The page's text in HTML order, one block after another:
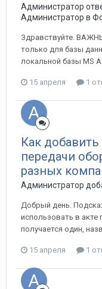
Администратор
Администратор в
Здравствуйте.
только для базы
локальной базы MS
15 апреля 1
Как
передачи
разных
Администратор
Добрый день.
использовать в акте
получается один,
15 апреля 1